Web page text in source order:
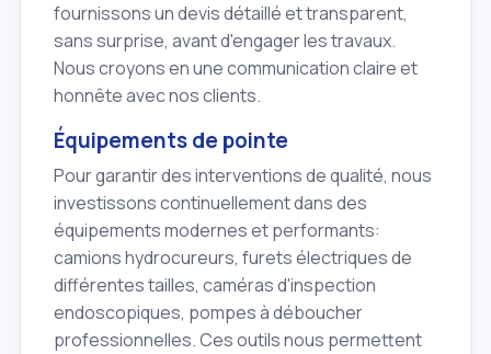
fournissons un devis détaillé et transparent,
sans surprise, avant d'engager les travaux.
Nous croyons en une communication claire et
honnête avec nos clients.
Équipements de pointe
Pour garantir des interventions de qualité, nous
investissons continuellement dans des
équipements modernes et performants:
camions hydrocureurs, furets électriques de
différentes tailles, caméras d'inspection
endoscopiques, pompes à déboucher
professionnelles. Ces outils nous permettent